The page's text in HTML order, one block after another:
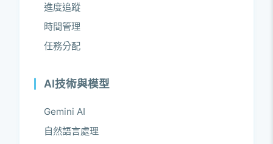
進度追蹤
時間管理
任務分配
AI技術與模型
Gemini AI
自然語言處理